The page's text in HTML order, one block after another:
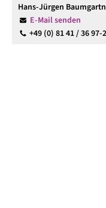
Hans-Jürgen
E-Mail senden
+49 (0) 81 41 / 36 97-